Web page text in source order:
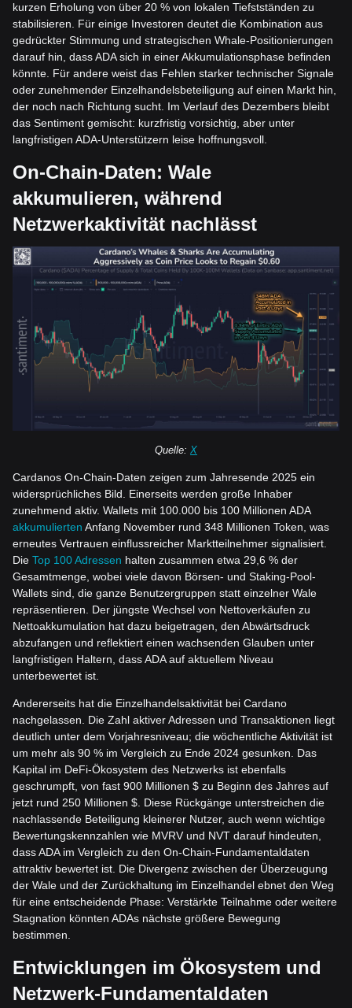
kurzen Erholung von über 20 % von lokalen Tiefstständen zu
stabilisieren. Für einige Investoren deutet die Kombination aus
gedrückter Stimmung und strategischen Whale-Positionierungen
darauf hin, dass ADA sich in einer Akkumulationsphase befinden
könnte. Für andere weist das Fehlen starker technischer Signale
oder zunehmender Einzelhandelsbeteiligung auf einen Markt hin,
der noch nach Richtung sucht. Im Verlauf des Dezembers bleibt
das Sentiment gemischt: kurzfristig vorsichtig, aber unter
langfristigen ADA-Unterstützern leise hoffnungsvoll.
On-Chain-Daten: Wale
akkumulieren, während
Netzwerkaktivität nachlässt
Quelle: X
Cardanos On-Chain-Daten zeigen zum Jahresende 2025 ein
widersprüchliches Bild. Einerseits werden große Inhaber
zunehmend aktiv. Wallets mit 100.000 bis 100 Millionen ADA
akkumulierten Anfang November rund 348 Millionen Token, was
erneutes Vertrauen einflussreicher Marktteilnehmer signalisiert.
Die Top 100 Adressen halten zusammen etwa 29,6 % der
Gesamtmenge, wobei viele davon Börsen- und Staking-Pool-
Wallets sind, die ganze Benutzergruppen statt einzelner Wale
repräsentieren. Der jüngste Wechsel von Nettoverkäufen zu
Nettoakkumulation hat dazu beigetragen, den Abwärtsdruck
abzufangen und reflektiert einen wachsenden Glauben unter
langfristigen Haltern, dass ADA auf aktuellem Niveau
unterbewertet ist.
Andererseits hat die Einzelhandelsaktivität bei Cardano
nachgelassen. Die Zahl aktiver Adressen und Transaktionen liegt
deutlich unter dem Vorjahresniveau; die wöchentliche Aktivität ist
um mehr als 90 % im Vergleich zu Ende 2024 gesunken. Das
Kapital im DeFi-Ökosystem des Netzwerks ist ebenfalls
geschrumpft, von fast 900 Millionen $ zu Beginn des Jahres auf
jetzt rund 250 Millionen $. Diese Rückgänge unterstreichen die
nachlassende Beteiligung kleinerer Nutzer, auch wenn wichtige
Bewertungskennzahlen wie MVRV und NVT darauf hindeuten,
dass ADA im Vergleich zu den On-Chain-Fundamentaldaten
attraktiv bewertet ist. Die Divergenz zwischen der Überzeugung
der Wale und der Zurückhaltung im Einzelhandel ebnet den Weg
für eine entscheidende Phase: Verstärkte Teilnahme oder weitere
Stagnation könnten ADAs nächste größere Bewegung
bestimmen.
Entwicklungen im Ökosystem und
Netzwerk-Fundamentaldaten